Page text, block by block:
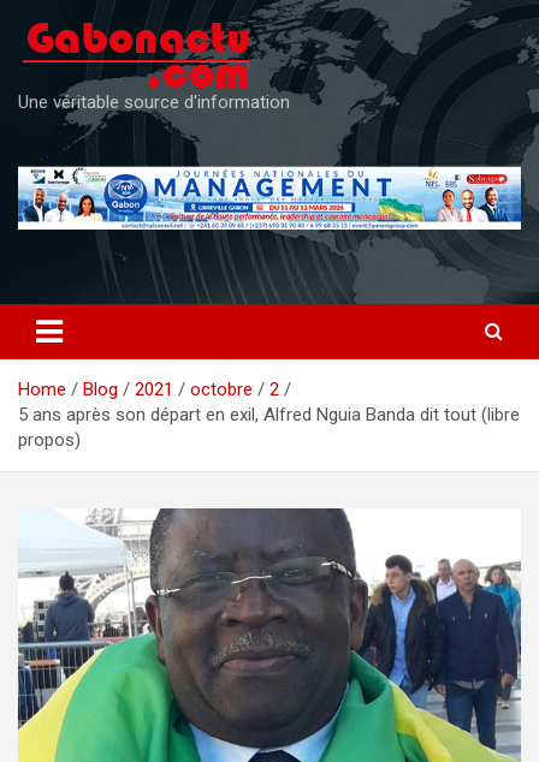
content
Une véritable source d'information
Home Blog 2021 octobre
2
5 ans après son départ en exil, Alfred Nguia Banda dit tout (libre
propos)